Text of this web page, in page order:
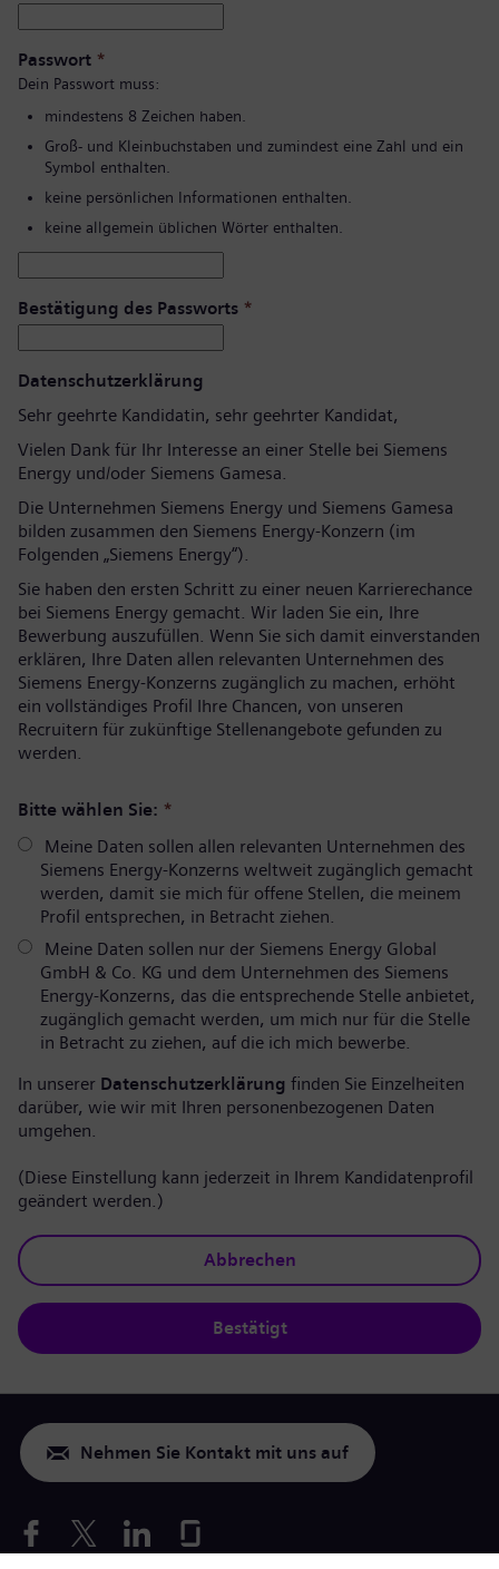
Passwort *
Dein Passwort muss:
mindestens 8 Zeichen haben.
Groß- und Kleinbuchstaben und zumindest eine Zahl und ein
Symbol enthalten.
keine persönlichen Informationen enthalten.
keine allgemein üblichen Wörter enthalten.
Bestätigung des Passworts *
Datenschutzerklärung
Sehr geehrte Kandidatin, sehr geehrter Kandidat,
Vielen Dank für Ihr Interesse an einer Stelle bei Siemens
Energy und/oder Siemens Gamesa.
Die Unternehmen Siemens Energy und Siemens Gamesa
bilden zusammen den Siemens Energy-Konzern (im
Folgenden „Siemens Energy“).
Sie haben den ersten Schritt zu einer neuen Karrierechance
bei Siemens Energy gemacht. Wir laden Sie ein, Ihre
Bewerbung auszufüllen. Wenn Sie sich damit einverstanden
erklären, Ihre Daten allen relevanten Unternehmen des
Siemens Energy-Konzerns zugänglich zu machen, erhöht
ein vollständiges Profil Ihre Chancen, von unseren
Recruitern für zukünftige Stellenangebote gefunden zu
werden.
Bitte wählen Sie: *
Meine Daten sollen allen relevanten Unternehmen des
Siemens Energy-Konzerns weltweit zugänglich gemacht
werden, damit sie mich für offene Stellen, die meinem
Profil entsprechen, in Betracht ziehen.
Meine Daten sollen nur der Siemens Energy Global
GmbH & Co. KG und dem Unternehmen des Siemens
Energy-Konzerns, das die entsprechende Stelle anbietet,
zugänglich gemacht werden, um mich nur für die Stelle
in Betracht zu ziehen, auf die ich mich bewerbe.
In unserer Datenschutzerklärung finden Sie Einzelheiten
darüber, wie wir mit Ihren personenbezogenen Daten
umgehen.
(Diese Einstellung kann jederzeit in Ihrem Kandidatenprofil
geändert werden.)
Abbrechen
Bestätigt
Nehmen Sie Kontakt mit uns auf